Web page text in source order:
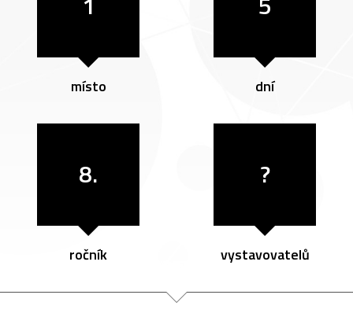
místo dní
8.
ročník
?
vystavovatelů